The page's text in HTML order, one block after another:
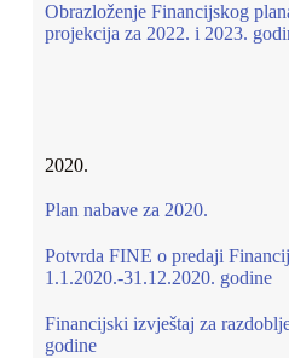
Obrazloženje Financijskog
projekcija za 2022. i 2023.
2020.
Plan nabave za 2020.
Potvrda FINE o predaji
1.1.2020.-31.12.2020. godine
Financijski izvještaj za
godine